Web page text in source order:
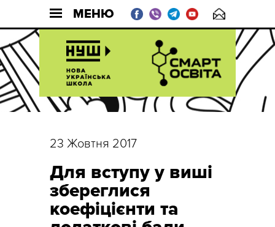
МЕНЮ
23 Жовтня 2017
Для вступу у виші
збереглися
коефіцієнти та